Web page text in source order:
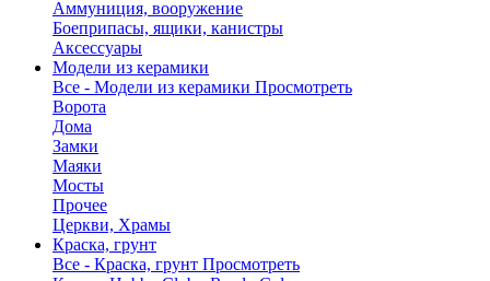
Аммуниция, вооружение
Боеприпасы, ящики, канистры
Аксессуары
Модели из керамики
Все - Модели из керамики Просмотреть
Ворота
Дома
Замки
Маяки
Мосты
Прочее
Церкви, Храмы
Краска, грунт
Все - Краска, грунт Просмотреть